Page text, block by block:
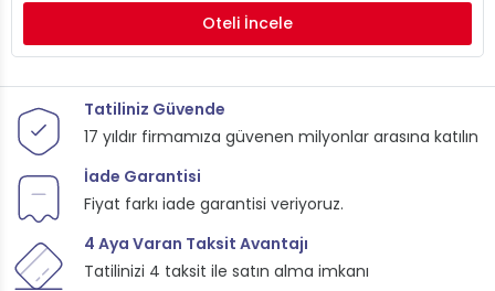
Oteli İncele
Tatiliniz Güvende
17 yıldır firmamıza güvenen milyonlar arasına katılın
İade Garantisi
Fiyat farkı iade garantisi veriyoruz.
4 Aya Varan Taksit Avantajı
Tatilinizi 4 taksit ile satın alma imkanı